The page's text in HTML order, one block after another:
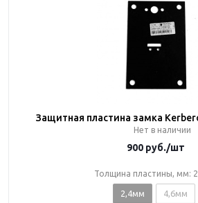
Защитная пластина замка
Нет в наличии
900руб./шт
Толщина пластины, мм:
2,4мм 4,6мм